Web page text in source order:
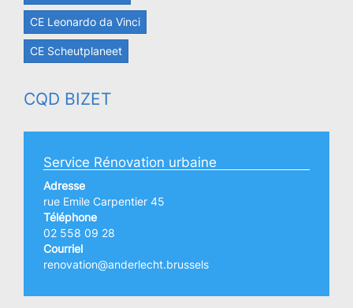
CE Leonardo da Vinci
CE Scheutplaneet
CQD BIZET
Service Rénovation urbaine
Adresse
rue Emile Carpentier 45
Téléphone
02 558 09 28
Courriel
renovation@anderlecht.brussels